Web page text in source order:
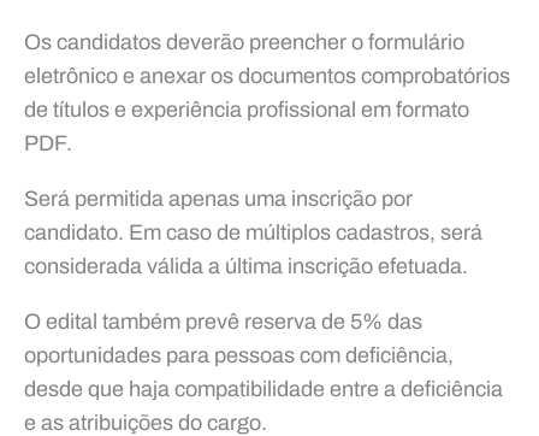
Os candidatos deverão preencher o formulário
eletrônico e anexar os documentos comprobatórios
de títulos e experiência profissional em formato
PDF.
Será permitida apenas uma inscrição por
candidato. Em caso de múltiplos cadastros, será
considerada válida a última inscrição efetuada.
O edital também prevê reserva de 5% das
oportunidades para pessoas com deficiência,
desde que haja compatibilidade entre a deficiência
e as atribuições do cargo.